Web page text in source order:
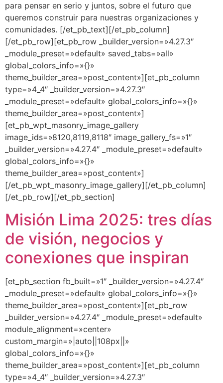
para pensar en serio y juntos, sobre el futuro que
queremos construir para nuestras organizaciones y
comunidades. [/et_pb_text][/et_pb_column]
[/et_pb_row][et_pb_row _builder_version=»4.27.3″
_module_preset=»default» saved_tabs=»all»
global_colors_info=»{}»
theme_builder_area=»post_content»][et_pb_column
type=»4_4″ _builder_version=»4.27.3″
_module_preset=»default» global_colors_info=»{}»
theme_builder_area=»post_content»]
[et_pb_wpt_masonry_image_gallery
image_ids=»8120,8119,8118″ image_gallery_fs=»1″
_builder_version=»4.27.4″ _module_preset=»default»
global_colors_info=»{}»
theme_builder_area=»post_content»]
[/et_pb_wpt_masonry_image_gallery][/et_pb_column]
[/et_pb_row][/et_pb_section]
Misión Lima 2025: tres días
de visión, negocios y
conexiones que inspiran
[et_pb_section fb_built=»1″ _builder_version=»4.27.4″
_module_preset=»default» global_colors_info=»{}»
theme_builder_area=»post_content»][et_pb_row
_builder_version=»4.27.4″ _module_preset=»default»
module_alignment=»center»
custom_margin=»|auto||108px||»
global_colors_info=»{}»
theme_builder_area=»post_content»][et_pb_column
type=»4_4″ _builder_version=»4.27.3″